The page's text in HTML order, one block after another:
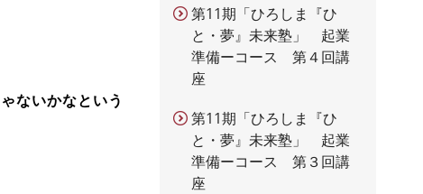
ないかなという
第11期「ひろしま『ひ
と・夢』未来塾」 起業
準備ーコース 第４回講
座
第11期「ひろしま『ひ
と・夢』未来塾」 起業
準備ーコース 第３回講
座